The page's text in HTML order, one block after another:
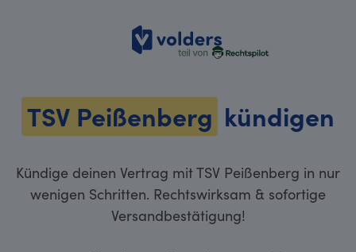
volders
TSV Peißenberg kündigen
Kündige deinen Vertrag mit TSV Peißenberg in nur
wenigen Schritten. Rechtswirksam & sofortige
Versandbestätigung!